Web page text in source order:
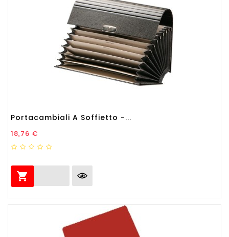
Portacambiali A Soffietto -...
Prezzo
18,76 €
